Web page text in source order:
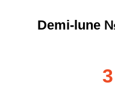
Demi-lune